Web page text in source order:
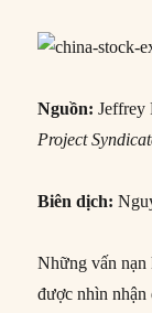
Nguồn: Jeffrey
Project
Biên dịch:
Những vấn nạn
được nhìn nhận